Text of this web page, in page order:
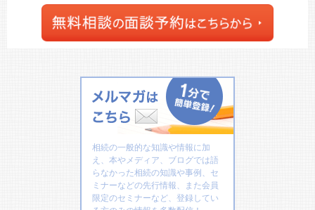
相続の一般的な知識や情報に加
え、本やメディア、ブログでは語
らなかった相続の知識や事例、セ
ミナーなどの先行情報、また会員
限定のセミナーなど、登録してい